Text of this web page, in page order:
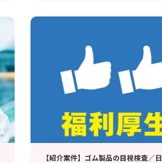
【紹介案件】ゴム製品の目視検査／